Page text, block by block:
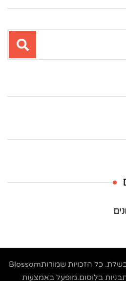
. כל הזכויות שמורותBlossom
בלוסום.מופעל באמצעות